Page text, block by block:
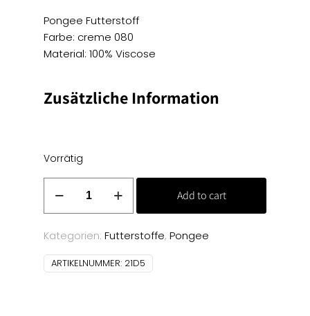
Pongee Futterstoff
Farbe: creme 080
Material: 100% Viscose
Zusätzliche Information
Vorrätig
Futterstoff
-
creme
080
Menge
Add to cart
Kategorien: Futterstoffe, Pongee
ARTIKELNUMMER: 21D5